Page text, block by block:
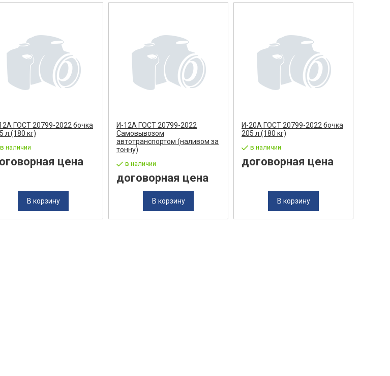
ГОСТ 20799-2022 бочка
л.(180 кг)
в наличии
цена
В корзину
И-12А ГОСТ 20799-2022
Самовывозом
автотранспортом (наливом за
тонну)
в наличии
договорная цена
В корзину
И-20А ГОСТ 20799-2022 бочка
205 л.(180 кг)
в наличии
договорная цена
В корзину